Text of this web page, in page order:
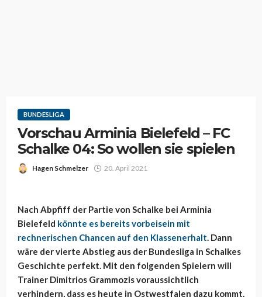
BUNDESLIGA
Vorschau Arminia Bielefeld – FC
Schalke 04: So wollen sie spielen
Hagen Schmelzer 20. April 2021
Nach Abpfiff der Partie von Schalke bei Arminia
Bielefeld könnte es bereits vorbeisein mit
rechnerischen Chancen auf den Klassenerhalt. Dann
wäre der vierte Abstieg aus der Bundesliga in Schalkes
Geschichte perfekt. Mit den folgenden Spielern will
Trainer Dimitrios Grammozis voraussichtlich
verhindern, dass es heute in Ostwestfalen dazu kommt.